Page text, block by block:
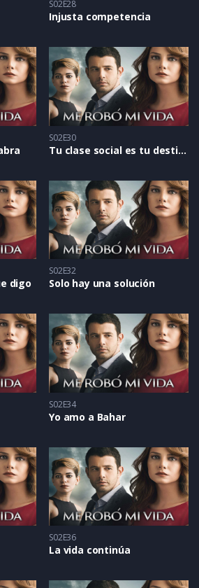
S02E28
Injusta competencia
S02E30
Tu clase social es tu destino
digo
S02E32
Solo hay una solución
S02E34
Yo amo a Bahar
S02E36
La vida continúa